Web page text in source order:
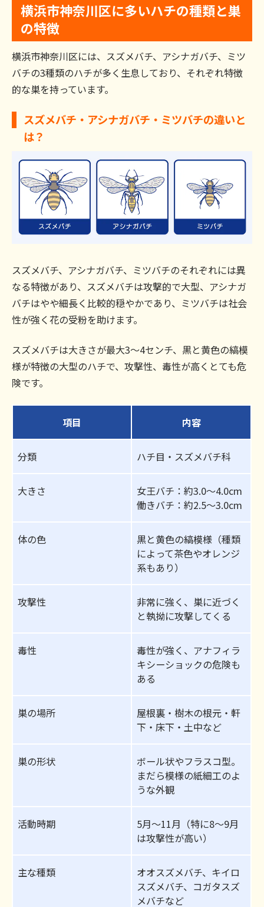
横浜市神奈川区に多いハチの種類と巣
の特徴
横浜市神奈川区には、スズメバチ、アシナガバチ、ミツ
バチの3種類のハチが多く生息しており、それぞれ特徴
的な巣を持っています。
スズメバチ・アシナガバチ・ミツバチの違いと
は？
スズメバチ、アシナガバチ、ミツバチのそれぞれには異
なる特徴があり、スズメバチは攻撃的で大型、アシナガ
バチはやや細長く比較的穏やかであり、ミツバチは社会
性が強く花の受粉を助けます。
スズメバチは大きさが最大3～4センチ、黒と黄色の縞模
様が特徴の大型のハチで、攻撃性、毒性が高くとても危
険です。
項目 内容
分類 ハチ目・スズメバチ科
大きさ
女王バチ：約3.0〜4.0cm
働きバチ：約2.5〜3.0cm
体の色
黒と黄色の縞模様（種類
によって茶色やオレンジ
系もあり）
攻撃性
非常に強く、巣に近づく
と執拗に攻撃してくる
毒性
毒性が強く、アナフィラ
キシーショックの危険も
ある
巣の場所
屋根裏・樹木の根元・軒
下・床下・土中など
巣の形状
ボール状やフラスコ型。
まだら模様の紙細工のよ
うな外観
活動時期
5月〜11月（特に8〜9月
は攻撃性が高い）
主な種類
オオスズメバチ、キイロ
スズメバチ、コガタスズ
メバチなど